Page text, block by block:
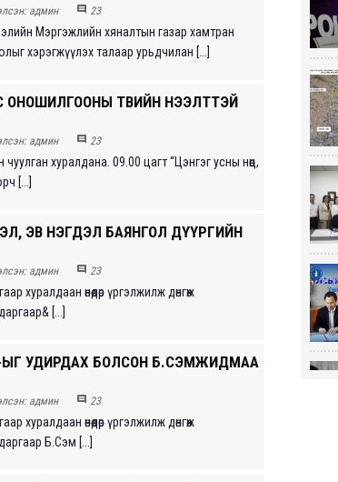
админ  23
Мэргэжлийн хяналтын газар хамтран
хэрэгжүүлэх талаар урьдчилан [...]
ТӨВИЙН НЭЭЛТТЭЙ
админ  23
хуралдана. 09.00 цагт “Цэнгэг усны нөөц,
[...]
ЭВ НЭГДЭЛ БАЯНГОЛ ДҮҮРГИЙН
админ  23
хуралдаан өнөөдөр үргэлжилж дөнгөж
[...]
ЫГ УДИРДАХ БОЛСОН Б.СЭМЖИДМАА
админ  23
хуралдаан өнөөдөр үргэлжилж дөнгөж
даргаар Б.Сэм [...]